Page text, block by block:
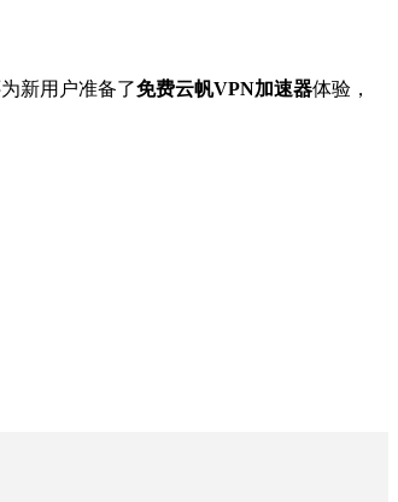
新用户准备了免费云帆VPN加速器体验，